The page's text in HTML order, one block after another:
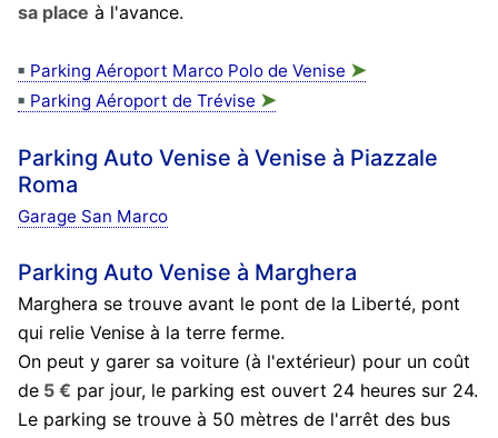
sa place à l'avance.
Parking Aéroport Marco Polo de Venise ➤
Parking Aéroport de Trévise ➤
Parking Auto Venise à Venise à Piazzale
Roma
Garage San Marco
Parking Auto Venise à Marghera
Marghera se trouve avant le pont de la Liberté, pont
qui relie Venise à la terre ferme.
On peut y garer sa voiture (à l'extérieur) pour un coût
de5 € par jour, le parking est ouvert 24 heures sur 24.
Le parking se trouve à 50 mètres de l'arrêt des bus